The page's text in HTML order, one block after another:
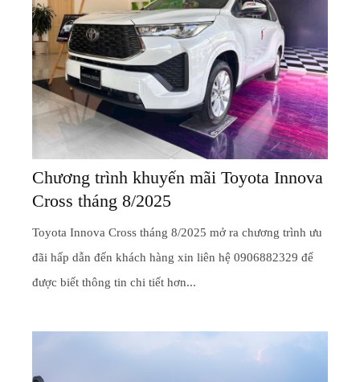
Chương trình khuyến mãi Toyota Innova
Cross tháng 8/2025
Toyota Innova Cross tháng 8/2025 mở ra chương trình ưu
đãi hấp dẫn đến khách hàng xin liên hệ 0906882329 để
được biết thông tin chi tiết hơn...